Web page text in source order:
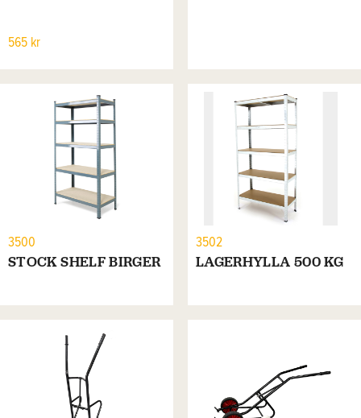
565 kr
3500
STOCK SHELF BIRGER
3502
LAGERHYLLA 500 KG